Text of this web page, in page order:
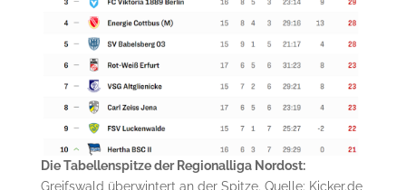
Die Tabellenspitze der Regionalliga Nordost:
Greifswald überwintert an der Spitze. Quelle: Kicker.de